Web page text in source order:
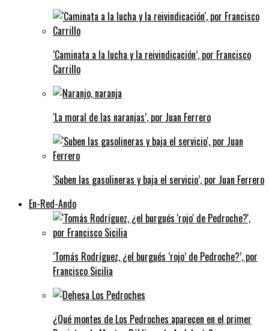
‘Caminata a la lucha y la reivindicación’, por Francisco
Carrillo
‘La moral de las naranjas’, por Juan Ferrero
‘Suben las gasolineras y baja el servicio’, por Juan Ferrero
En-Red-Ando
‘Tomás Rodríguez, ¿el burgués ‘rojo’ de Pedroche?’, por
Francisco Sicilia
¿Qué montes de Los Pedroches aparecen en el primer